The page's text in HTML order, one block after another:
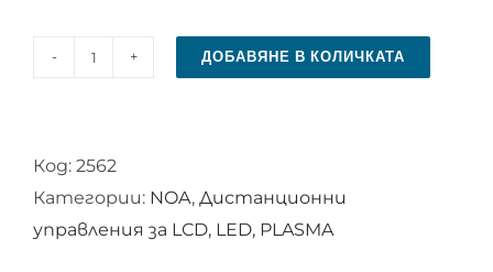
количество
управление
за
NOA
ДОБАВЯНЕ В КОЛИЧКАТА
Код: 2562
Категории: NOA, Дистанционни
управления за LCD, LED, PLASMA